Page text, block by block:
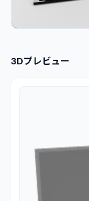
3Dプレビュー